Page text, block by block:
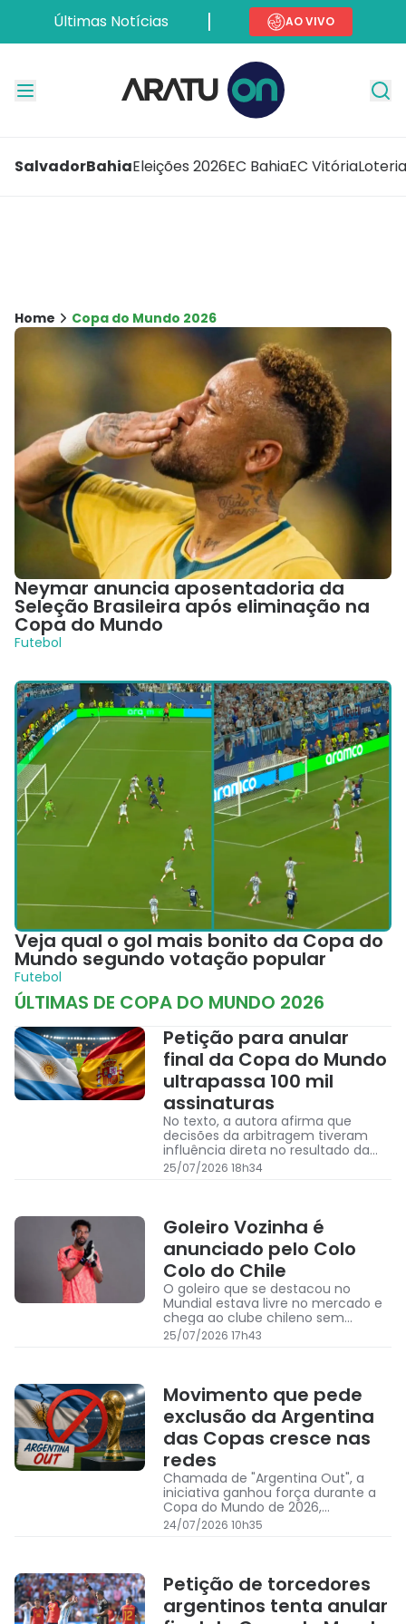
Últimas Notícias AO VIVO
SalvadorBahiaEleições 2026EC BahiaEC Vitória
Home Copa do Mundo 2026
Neymar anuncia aposentadoria da
Seleção Brasileira após eliminação na
Copa do Mundo
Futebol
Veja qual o gol mais bonito da Copa do
Mundo segundo votação popular
Futebol
ÚLTIMAS DE COPA DO MUNDO 2026
Petição para anular
final da Copa do Mundo
ultrapassa 100 mil
assinaturas
No texto, a autora afirma que
decisões da arbitragem tiveram
influência direta no resultado da
partida e solicita que a Fifa reveja o
confronto
25/07/2026 18h34
Goleiro Vozinha é
anunciado pelo Colo
Colo do Chile
O goleiro que se destacou no
Mundial estava livre no mercado e
chega ao clube chileno sem
custos e deve viajar nos próximos
dias ao país para realizar exames
25/07/2026 17h43
Movimento que pede
exclusão da Argentina
das Copas cresce nas
redes
Chamada de "Argentina Out", a
iniciativa ganhou força durante a
Copa do Mundo de 2026,
impulsionada por alegações de
favorecimento da arbitragem à
24/07/2026 10h35
Petição de torcedores
argentinos tenta anular